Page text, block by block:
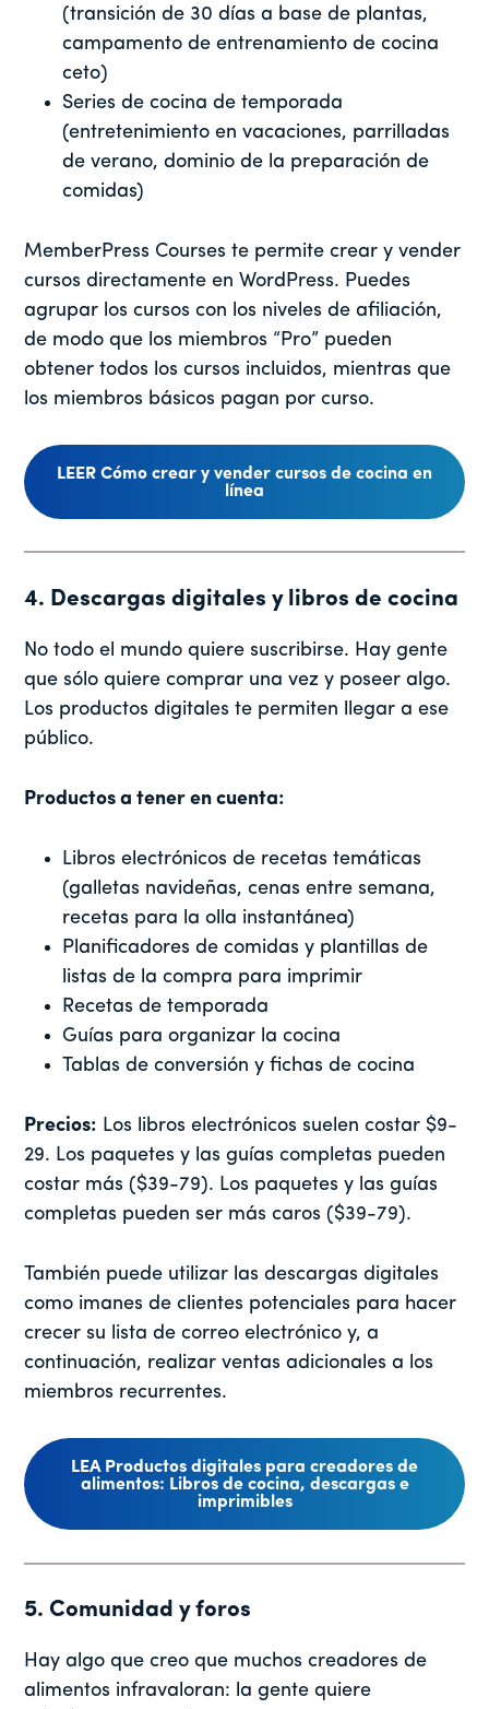
(transición de 30 días a base de plantas,
campamento de entrenamiento de cocina
ceto)
Series de cocina de temporada
(entretenimiento en vacaciones, parrilladas
de verano, dominio de la preparación de
comidas)
MemberPress Courses te permite crear y vender
cursos directamente en WordPress. Puedes
agrupar los cursos con los niveles de afiliación,
de modo que los miembros “Pro” pueden
obtener todos los cursos incluidos, mientras que
los miembros básicos pagan por curso.
LEER Cómo crear y vender cursos de cocina en
línea
4. Descargas digitales y libros de cocina
No todo el mundo quiere suscribirse. Hay gente
que sólo quiere comprar una vez y poseer algo.
Los productos digitales te permiten llegar a ese
público.
Productos a tener en cuenta:
Libros electrónicos de recetas temáticas
(galletas navideñas, cenas entre semana,
recetas para la olla instantánea)
Planificadores de comidas y plantillas de
listas de la compra para imprimir
Recetas de temporada
Guías para organizar la cocina
Tablas de conversión y fichas de cocina
Precios: Los libros electrónicos suelen costar $9-
29. Los paquetes y las guías completas pueden
costar más ($39-79). Los paquetes y las guías
completas pueden ser más caros ($39-79).
También puede utilizar las descargas digitales
como imanes de clientes potenciales para hacer
crecer su lista de correo electrónico y, a
continuación, realizar ventas adicionales a los
miembros recurrentes.
LEA Productos digitales para creadores de
alimentos: Libros de cocina, descargas e
imprimibles
5. Comunidad y foros
Hay algo que creo que muchos creadores de
alimentos infravaloran: la gente quiere